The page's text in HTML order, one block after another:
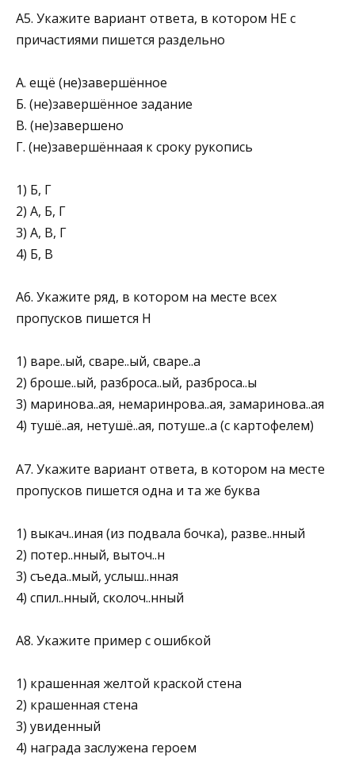
А5. Укажите вариант ответа, в котором НЕ с
причастиями пишется раздельно
А. ещё (не)завершённое
Б. (не)завершённое задание
В. (не)завершено
Г. (не)завершённаая к сроку рукопись
1) Б, Г
2) А, Б, Г
3) А, В, Г
4) Б, В
А6. Укажите ряд, в котором на месте всех
пропусков пишется Н
1) варе..ый, сваре..ый, сваре..а
2) броше..ый, разброса..ый, разброса..ы
3) маринова..ая, немаринрова..ая, замаринова..ая
4) тушё..ая, нетушё..ая, потуше..а (с картофелем)
А7. Укажите вариант ответа, в котором на месте
пропусков пишется одна и та же буква
1) выкач..иная (из подвала бочка), разве..нный
2) потер..нный, выточ..н
3) съеда..мый, услыш..нная
4) спил..нный, сколоч..нный
А8. Укажите пример с ошибкой
1) крашенная желтой краской стена
2) крашенная стена
3) увиденный
4) награда заслужена героем